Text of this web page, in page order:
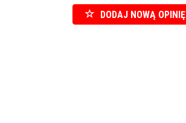
DODAJ NOWĄ OPINIĘ